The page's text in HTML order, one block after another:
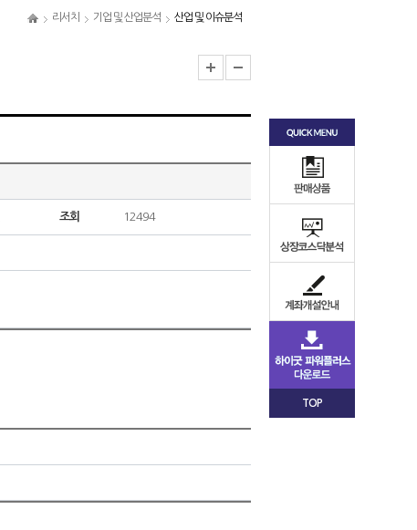
리서치 기업 및 산업분석 산업 및 이슈분석
조회 12494
TOP